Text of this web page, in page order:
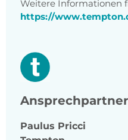
Weitere Informationen
https://
Ansprechpartner
Paulus Pricci